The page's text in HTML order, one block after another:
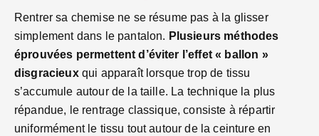
Rentrer sa chemise ne se résume pas à la glisser
simplement dans le pantalon. Plusieurs méthodes
éprouvées permettent d’éviter l’effet « ballon »
disgracieuxqui apparaît lorsque trop de tissu
s’accumule autour de la taille. La technique la plus
répandue, le rentrage classique, consiste à répartir
uniformément le tissu tout autour de la ceinture en